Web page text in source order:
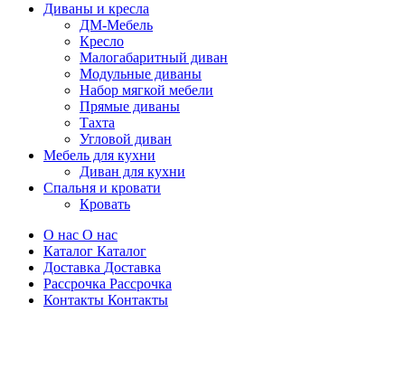
Диваны и кресла
ДМ-Мебель
Кресло
Малогабаритный диван
Модульные диваны
Набор мягкой мебели
Прямые диваны
Тахта
Угловой диван
Мебель для кухни
Диван для кухни
Спальня и кровати
Кровать
О нас О нас
Каталог Каталог
Доставка Доставка
Рассрочка Рассрочка
Контакты Контакты